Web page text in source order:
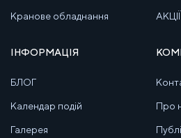
Кранове обладнання АКЦІЇ
ІНФОРМАЦІЯ
БЛОГ
Календар подій
Галерея
Про